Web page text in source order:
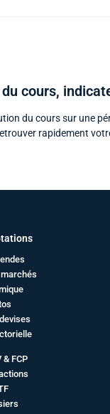
cours,
du cours sur une
rapidement
& FCP